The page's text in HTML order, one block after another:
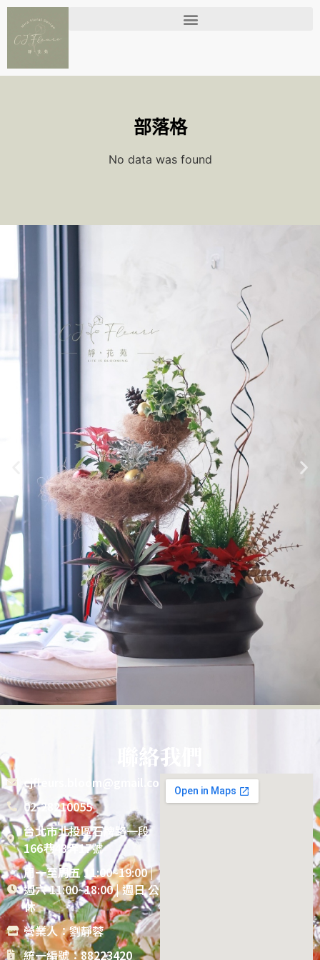
部落格
No data was found
聯絡我們
cjfleurs.bloom@gmail.com
02-28210055
台北市北投區石牌路一段
166巷43弄17號
周一至周五 11:00~19:00 |
週六 11:00~18:00 | 週日 公
休
營業人：劉靜蓉
統一編號：88223420